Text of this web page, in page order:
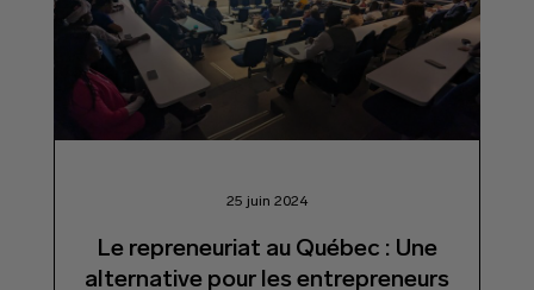
25 juin 2024
Le repreneuriat au Québec : Une
alternative pour les entrepreneurs